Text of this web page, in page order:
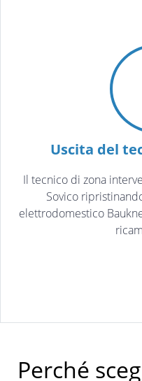
Uscita del
Il tecnico di zona
Sovico
elettrodomestico
Perché